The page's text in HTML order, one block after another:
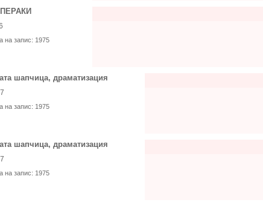
ПЕРАКИ
на запис: 1975
шапчица, драматизация
на запис: 1975
шапчица, драматизация
на запис: 1975